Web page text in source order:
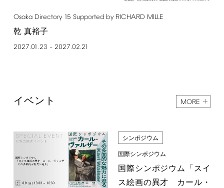
Osaka Directory 15 Supported by RICHARD MILLE
乾 真裕子
2027.01.23 – 2027.02.21
イベント MORE
シンポジウム
国際シンポジウム
国際シンポジウム「スイ
ス絵画の異才 カール・